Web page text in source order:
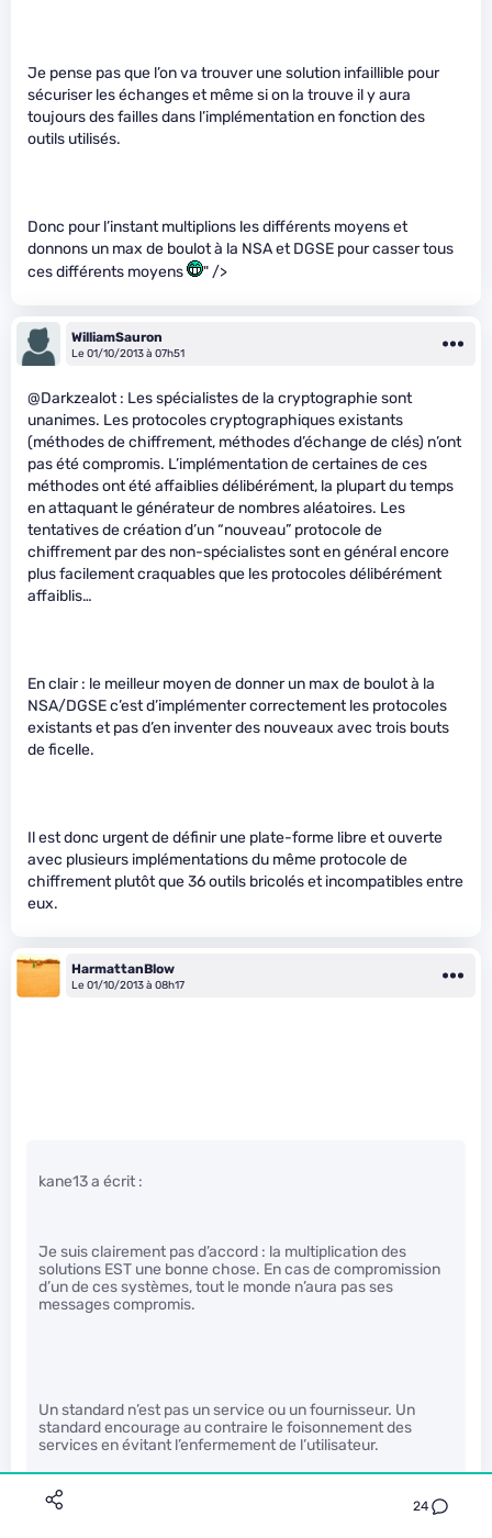
24
Je pense pas que l’on va trouver une solution infaillible pour
sécuriser les échanges et même si on la trouve il y aura
toujours des failles dans l’implémentation en fonction des
outils utilisés.
Donc pour l’instant multiplions les différents moyens et
donnons un max de boulot à la NSA et DGSE pour casser tous
ces différents moyens
" />
WilliamSauron
Le 01/10/2013 à 07h51
@Darkzealot : Les spécialistes de la cryptographie sont
unanimes. Les protocoles cryptographiques existants
(méthodes de chiffrement, méthodes d’échange de clés) n’ont
pas été compromis. L’implémentation de certaines de ces
méthodes ont été affaiblies délibérément, la plupart du temps
en attaquant le générateur de nombres aléatoires. Les
tentatives de création d’un “nouveau” protocole de
chiffrement par des non-spécialistes sont en général encore
plus facilement craquables que les protocoles délibérément
affaiblis…
En clair : le meilleur moyen de donner un max de boulot à la
NSA/DGSE c’est d’implémenter correctement les protocoles
existants et pas d’en inventer des nouveaux avec trois bouts
de ficelle.
Il est donc urgent de définir une plate-forme libre et ouverte
avec plusieurs implémentations du même protocole de
chiffrement plutôt que 36 outils bricolés et incompatibles entre
eux.
HarmattanBlow
Le 01/10/2013 à 08h17
kane13 a écrit :
Je suis clairement pas d’accord : la multiplication des
solutions EST une bonne chose. En cas de compromission
d’un de ces systèmes, tout le monde n’aura pas ses
messages compromis.
Un standard n’est pas un service ou un fournisseur. Un
standard encourage au contraire le foisonnement des
services en évitant l’enfermement de l’utilisateur.